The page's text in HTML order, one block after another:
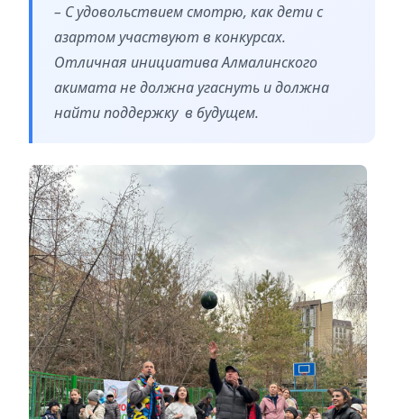
– С удовольствием смотрю, как дети с
азартом участвуют в конкурсах.
Отличная инициатива Алмалинского
акимата не должна угаснуть и должна
найти поддержку в будущем.